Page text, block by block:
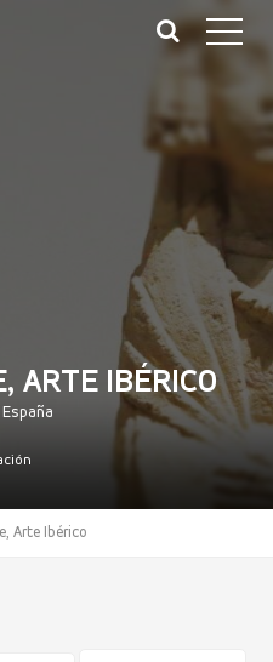
ARTE IBÉRICO
España
Arte Ibérico